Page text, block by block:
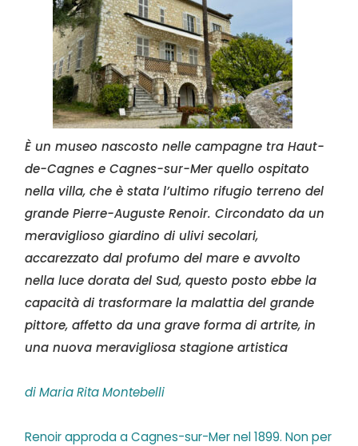
È un museo nascosto nelle campagne tra Haut-
de-Cagnes e Cagnes-sur-Mer quello ospitato
nella villa, che è stata l’ultimo rifugio terreno del
grande Pierre-Auguste Renoir. Circondato da un
meraviglioso giardino di ulivi secolari,
accarezzato dal profumo del mare e avvolto
nella luce dorata del Sud, questo posto ebbe la
capacità di trasformare la malattia del grande
pittore, affetto da una grave forma di artrite, in
una nuova meravigliosa stagione artistica
di Maria Rita Montebelli
Renoir approda a Cagnes-sur-Mer nel 1899. Non per